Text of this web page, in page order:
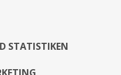
Leidenschaft. Ich
STATISTIKEN